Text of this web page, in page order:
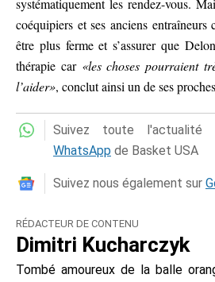
systématiquement les rendez-vous.
coéquipiers et ses anciens entraîneurs
être plus ferme et s’assurer que
thérapie car «les choses pourraient
l’aider», conclut ainsi un de ses
Suivez toute
WhatsApp de Basket USA
Suivez nous également sur
RÉDACTEUR DE CONTENU
Dimitri Kucharczyk
Tombé amoureux de la balle